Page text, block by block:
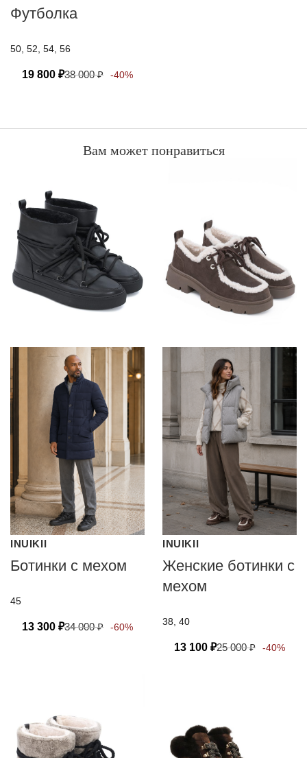
Футболка
50, 52, 54, 56
19 800 ₽38 000₽ -40%
Вам может понравиться
INUIKII
Ботинки с мехом
45
13 300 ₽34 000₽ -60%
INUIKII
Женские ботинки с
мехом
38, 40
13 100 ₽25 000₽ -40%